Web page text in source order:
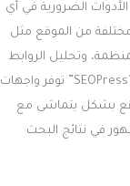
الضرورية في أي
من الموقع مثل
وتحليل الروابط
الداخلية والخارجية. الإضافات مثل “All in One SEO” و”SEOPress” توفر واجهات
بشكل يتماشى مع
في نتائج البحث